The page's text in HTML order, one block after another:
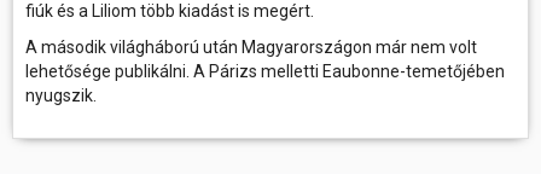
fiúk és a Liliom több kiadást is megért.
A második világháború után Magyarországon már nem volt
lehetősége publikálni. A Párizs melletti Eaubonne-temetőjében
nyugszik.